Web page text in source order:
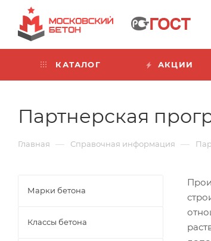
КАТАЛОГ АКЦИИ
Партнерская
Главная — Справочная информация —
Марки бетона
Классы бетона